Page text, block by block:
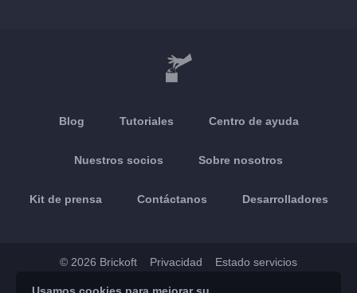
Blog Tutoriales Centro de ayuda
Nuestros socios Sobre nosotros
Kit de prensa Contáctanos Desarrolladores
© 2026 Brickoft Privacidad Estado servicios